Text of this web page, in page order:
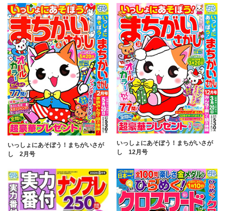
いっしょにあそぼう！まちがいさが
し 2月号
いっしょにあそぼう！まちがいさが
し 12月号